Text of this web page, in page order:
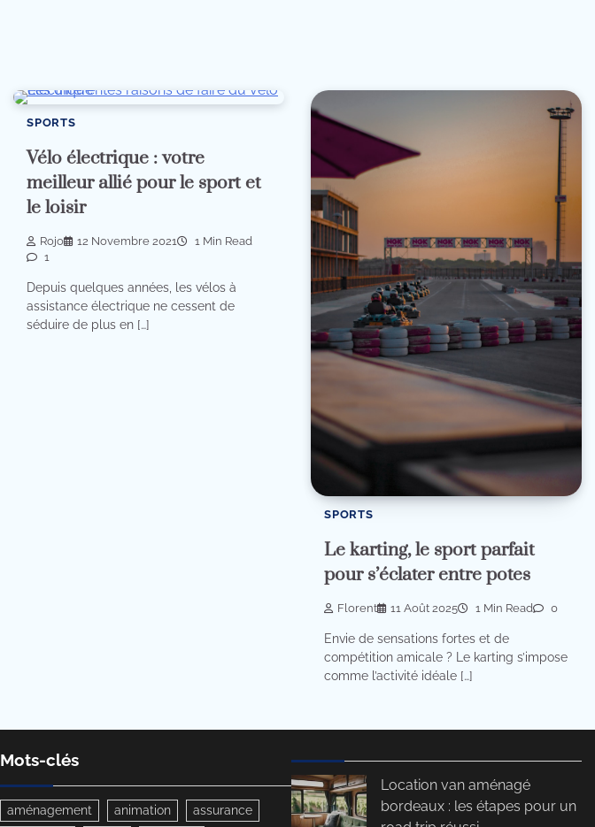
SPORTS
Vélo électrique : votre
meilleur allié pour le sport et
le loisir
Rojo 12 Novembre 2021
1 Min Read
1
Depuis quelques années, les vélos à
assistance électrique ne cessent de
séduire de plus en […]
SPORTS
Le karting, le sport parfait
pour s’éclater entre potes
Florent 11 Août 2025 1 Min Read 0
Envie de sensations fortes et de
compétition amicale ? Le karting s’impose
comme l’activité idéale […]
Mots-clés
aménagement animation assurance
Location van aménagé
bordeaux : les étapes pour un